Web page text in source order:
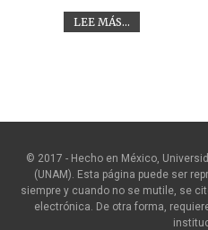
LEE MÁS...
© 2017 - Hecho en México,
(UNAM). Esta página puede ser
siempre y cuando no se mutile, se
electrónica. De otra forma,